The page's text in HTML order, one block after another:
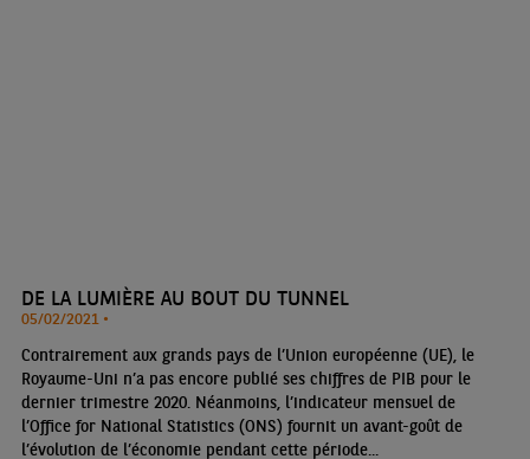
DE LA LUMIÈRE AU BOUT DU TUNNEL
05/02/2021 •
Contrairement aux grands pays de l’Union européenne (UE), le
Royaume-Uni n’a pas encore publié ses chiffres de PIB pour le
dernier trimestre 2020. Néanmoins, l’indicateur mensuel de
l’Office for National Statistics (ONS) fournit un avant-goût de
l’évolution de l’économie pendant cette période...